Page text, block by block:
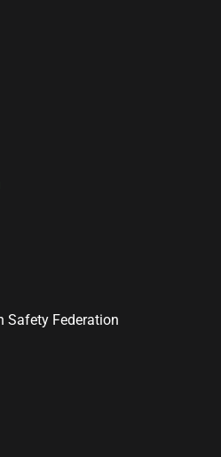
Safety Federation